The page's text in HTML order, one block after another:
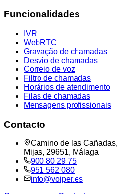
Funcionalidades
IVR
WebRTC
Gravação de chamadas
Desvio de chamadas
Correio de voz
Filtro de chamadas
Horários de atendimento
Filas de chamadas
Mensagens profissionais
Contacto
Camino de las
Mijas, 29651, Málaga
900 80 29 75
951 562 080
info@voiper.es